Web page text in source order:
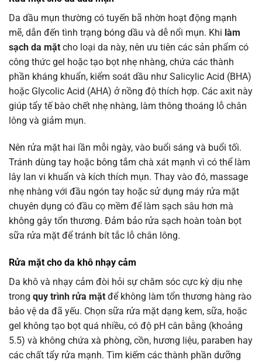
Da dầu mụn thường có tuyến bã nhờn hoạt động mạnh
mẽ, dẫn đến tình trạng bóng dầu và dễ nổi mụn. Khi làm
sạch da mặt cho loại da này, nên ưu tiên các sản phẩm có
công thức gel hoặc tạo bọt nhẹ nhàng, chứa các thành
phần kháng khuẩn, kiểm soát dầu như Salicylic Acid (BHA)
hoặc Glycolic Acid (AHA) ở nồng độ thích hợp. Các axit này
giúp tẩy tế bào chết nhẹ nhàng, làm thông thoáng lỗ chân
lông và giảm mụn.
Nên rửa mặt hai lần mỗi ngày, vào buổi sáng và buổi tối.
Tránh dùng tay hoặc bông tắm chà xát mạnh vì có thể làm
lây lan vi khuẩn và kích thích mụn. Thay vào đó, massage
nhẹ nhàng với đầu ngón tay hoặc sử dụng máy rửa mặt
chuyên dụng có đầu cọ mềm để làm sạch sâu hơn mà
không gây tổn thương. Đảm bảo rửa sạch hoàn toàn bọt
sữa rửa mặt để tránh bít tắc lỗ chân lông.
Rửa mặt cho da khô nhạy cảm
Da khô và nhạy cảm đòi hỏi sự chăm sóc cực kỳ dịu nhẹ
trong quy trình rửa mặt để không làm tổn thương hàng rào
bảo vệ da đã yếu. Chọn sữa rửa mặt dạng kem, sữa, hoặc
gel không tạo bọt quá nhiều, có độ pH cân bằng (khoảng
5.5) và không chứa xà phòng, cồn, hương liệu, paraben hay
các chất tẩy rửa mạnh. Tìm kiếm các thành phần dưỡng